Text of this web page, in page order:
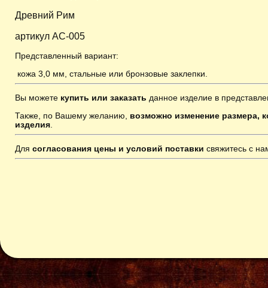
Древний Рим
артикул AC-005
Представленный вариант:
кожа 3,0 мм, стальные или бронзовые заклепки.
Вы можете купить или заказать данное изделие в
Также, по Вашему желанию, возможно изменение размера,
изделия
Для согласования цены и условий поставки свяжитесь с